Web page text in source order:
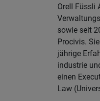
Orell Füssli
sowie seit
Procivis.
jährige
industrie
einen
Law